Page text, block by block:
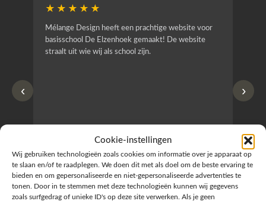
Cookie-instellingen
Wij gebruiken technologieën zoals cookies om informatie over je apparaat op
te slaan en/of te raadplegen. We doen dit met als doel om de beste ervaring te
bieden en om gepersonaliseerde en niet-gepersonaliseerde advertenties te
tonen. Door in te stemmen met deze technologieën kunnen wij gegevens
zoals surfgedrag of unieke ID's op deze site verwerken. Als je geen
‹
★★★★★
Mélange Design heeft een prachtige website voor
basisschool De Elzenhoek gemaakt! De website
straalt uit wie wij als school zijn.
S
Saskia van der Hoeven
gisteren
J
›